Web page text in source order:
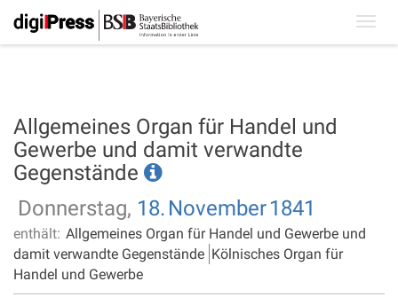
Allgemeines Organ für Handel und
Gewerbe und damit verwandte
Gegenstände
Donnerstag, 18. November1841
enthält: Allgemeines Organ für Handel und Gewerbe und
damit verwandte Gegenstände Kölnisches Organ für
Handel und Gewerbe